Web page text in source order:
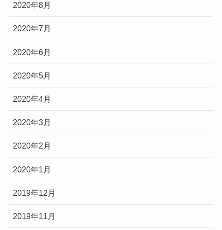
2020年8月
2020年7月
2020年6月
2020年5月
2020年4月
2020年3月
2020年2月
2020年1月
2019年12月
2019年11月